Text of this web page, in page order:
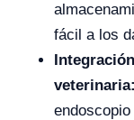
fácil a los
veterinaria: